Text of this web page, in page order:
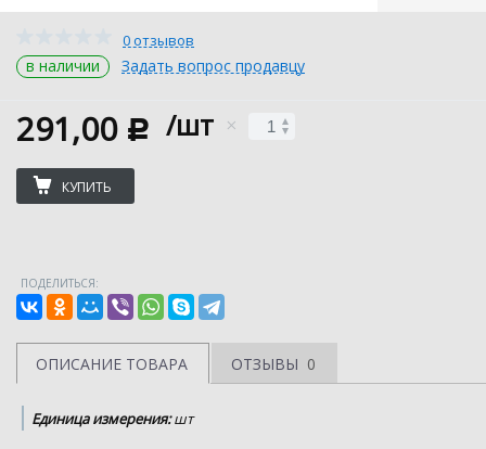
0 отзывов
в наличии Задать вопрос продавцу
291,00 c /шт
КУПИТЬ
ПОДЕЛИТЬСЯ:
ОПИСАНИЕ ТОВАРА ОТЗЫВЫ 0
Единица измерения:шт